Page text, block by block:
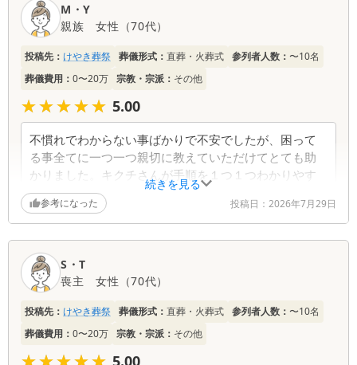
続きを見る
M・Y
親族
女性 （70代）
投稿先： けやき葬祭 葬儀形式： 直葬・火葬式 参列者人数： 〜10名
葬儀費用： 0〜20万 宗教・宗派： その他
★★★★★
★★★★★ 5.00
不慣れでわからない事ばかりで不安でしたが、困って
る事全てに一つ一つ親切に教えていただけてとても助
かりました。キクチさんが手順を１つ１つわかりやす
く教えてくれました。山内さんは葬儀後の手続きを教
えてくれたので助かりました。北海道から来て不安で
したが手続きを済ませて帰ることができるので良かっ
たです。本当にありがとうございました。
参考になった 投稿日： 2026年7月29日
S・T
喪主
女性 （70代）
投稿先： けやき葬祭 葬儀形式： 直葬・火葬式 参列者人数： 〜10名
葬儀費用： 0〜20万 宗教・宗派： その他
★★★★★
★★★★★ 5.00